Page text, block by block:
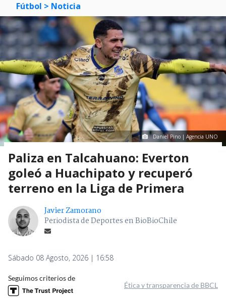
Fútbol > Noticia
Daniel Pino | Agencia UNO
Paliza en Talcahuano: Everton
goleó a Huachipato y recuperó
terreno en la Liga de Primera
Javier Zamorano
Periodista de Deportes en BioBioChile
Sábado 08 Agosto, 2026 | 16:58
Seguimos criterios de
Ética y transparencia de BBCL